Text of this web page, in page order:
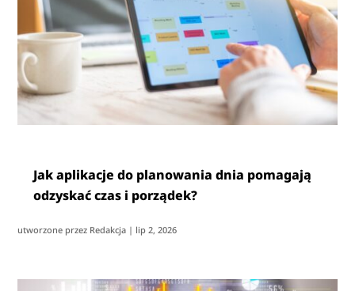
Jak aplikacje do planowania dnia pomagają
odzyskać czas i porządek?
utworzone przez Redakcja | lip 2, 2026